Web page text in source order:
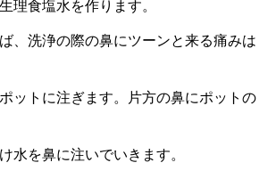
理食塩水を作ります。
、洗浄の際の鼻にツーンと来る痛みは
ットに注ぎます。片方の鼻にポットの
水を鼻に注いでいきます。